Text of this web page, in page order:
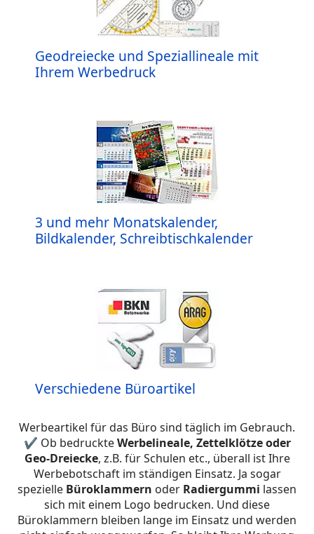
Geodreiecke und Speziallineale mit
Ihrem Werbedruck
3 und mehr Monatskalender,
Bildkalender, Schreibtischkalender
Verschiedene Büroartikel
Werbeartikel für das Büro sind täglich im Gebrauch.
✔ Ob bedruckteWerbelineale, Zettelklötze oder
Geo-Dreiecke, z.B. für Schulen etc., überall ist Ihre
Werbebotschaft im ständigen Einsatz. Ja sogar
spezielle Büroklammern oder Radiergummi lassen
sich mit einem Logo bedrucken. Und diese
Büroklammern bleiben lange im Einsatz und werden